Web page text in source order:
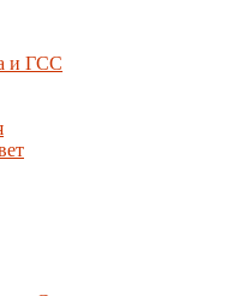
и ГСС